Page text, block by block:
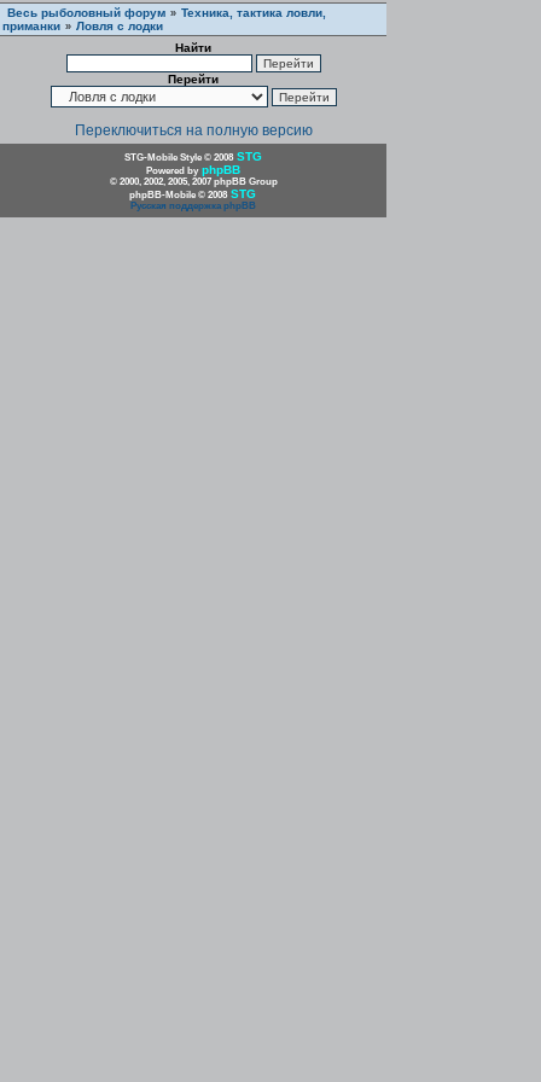
Весь рыболовный форум » Техника, тактика ловли,
приманки » Ловля с лодки
Найти
Перейти
Переключиться на полную версию
STG-Mobile Style © 2008 STG
Powered by phpBB
© 2000, 2002, 2005, 2007 phpBB Group
phpBB-Mobile © 2008 STG
Русская поддержка phpBB